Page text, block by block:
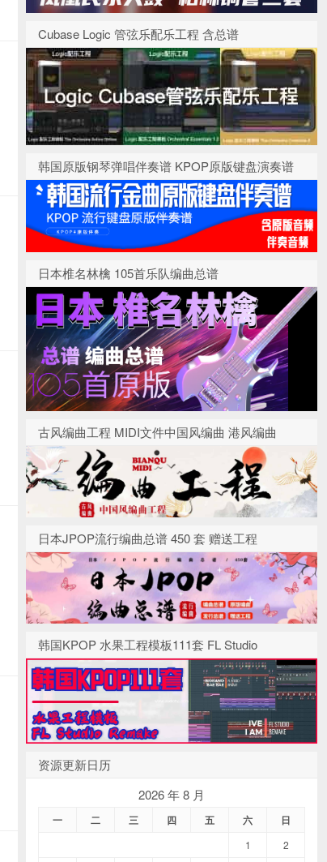
Cubase Logic 管弦乐配乐工程 含总谱
韩国原版钢琴弹唱伴奏谱 KPOP原版键盘演奏谱
日本椎名林檎 105首乐队编曲总谱
古风编曲工程 MIDI文件中国风编曲 港风编曲
日本JPOP流行编曲总谱 450 套 赠送工程
韩国KPOP 水果工程模板111套 FL Studio
资源更新日历
2026 年 8 月
一 二 三 四 五 六 日
1
2